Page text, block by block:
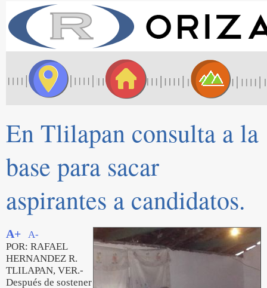
En Tlilapan consulta a la
base para sacar
aspirantes a candidatos.
A+
A-
POR: RAFAEL
HERNANDEZ R.
TLILAPAN, VER.-
Después de sostener